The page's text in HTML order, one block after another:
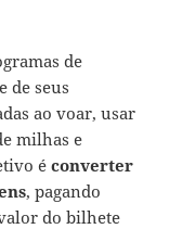
de
de seus
ao voar, usar
milhas e
éconverter
, pagando
do bilhete